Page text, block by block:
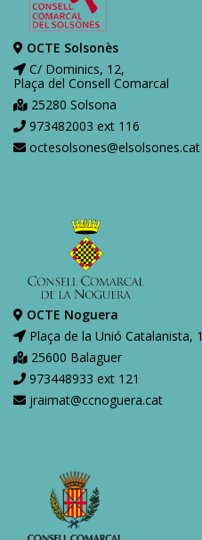
OCTE Solsonès
C/ Dominics, 12,
Plaça del Consell Comarcal
25280 Solsona
973482003 ext 116
octesolsones@elsolsones.cat
OCTE Noguera
Plaça de la Unió Catalanista, 1
25600 Balaguer
973448933 ext 121
jraimat@ccnoguera.cat